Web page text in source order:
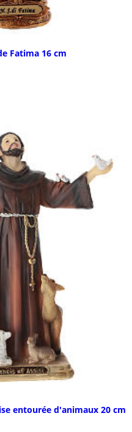
Fatima 16 cm
entourée d'animaux 20 cm